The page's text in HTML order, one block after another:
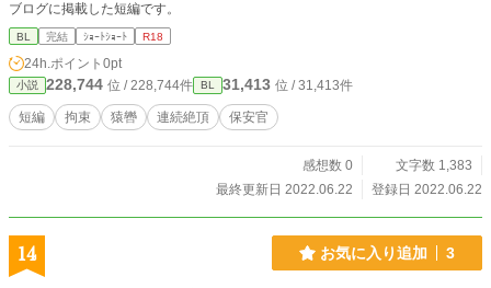
ブログに掲載した短編です。
BL 完結 ｼｮｰﾄｼｮｰﾄ R18
24h.ポイント 0pt
小説 228,744 位 / 228,744件 BL 31,413 位 / 31,413件
短編 拘束 猿轡 連続絶頂 保安官
感想数 0
文字数 1,383
最終更新日 2022.06.22
登録日 2022.06.22
14 お気に入り追加 3